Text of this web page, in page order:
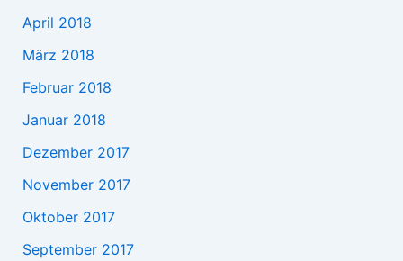
April 2018
März 2018
Februar 2018
Januar 2018
Dezember 2017
November 2017
Oktober 2017
September 2017